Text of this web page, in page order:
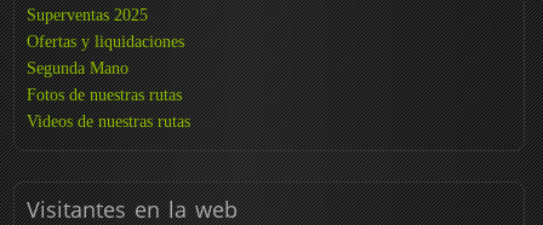
Superventas 2025
Ofertas y liquidaciones
Segunda Mano
Fotos de nuestras rutas
Videos de nuestras rutas
Visitantesen la web